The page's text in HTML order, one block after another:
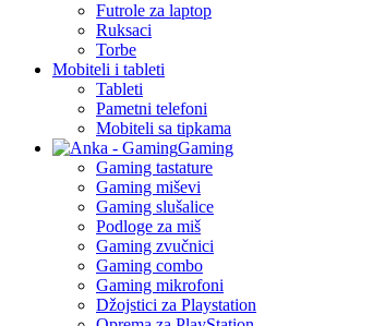
Futrole za laptop
Ruksaci
Torbe
Mobiteli i tableti
Tableti
Pametni telefoni
Mobiteli sa tipkama
Gaming
Gaming tastature
Gaming miševi
Gaming slušalice
Podloge za miš
Gaming zvučnici
Gaming combo
Gaming mikrofoni
Džojstici za Playstation